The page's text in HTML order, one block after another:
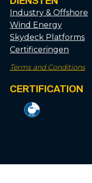
Industry & Offshore
Wind Energy
Skydeck Platforms
Certificeringen
Terms and Conditions
CERTIFICATION